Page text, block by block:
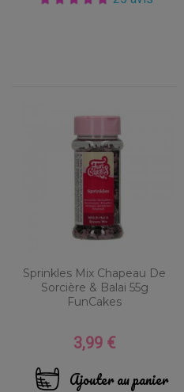
Sprinkles Mix Chapeau De
Sorcière & Balai 55g
FunCakes
Prix
3,99 €
Ajouter au panier